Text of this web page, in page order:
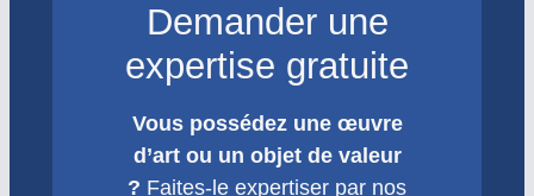
Demander une
expertise gratuite
Vous possédez une œuvre
d’art ou un objet de valeur
? Faites-le expertiser par nos